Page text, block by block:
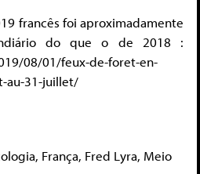
francês foi aproximadamente
do que o de 2018 :
08/01/feux-de-foret-en-
au-31-juillet/
, França, Fred Lyra, Meio